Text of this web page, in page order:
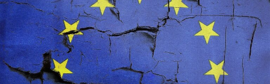
ulkosuhde- ja talouspolitiikan tuottamaa vaurautta jaettiin
oikeudenmukaisesti. Muistettiin ”köyhän asiaa”. Kekkosen
kauden jälkeen Suomi on askel askeleelta […]